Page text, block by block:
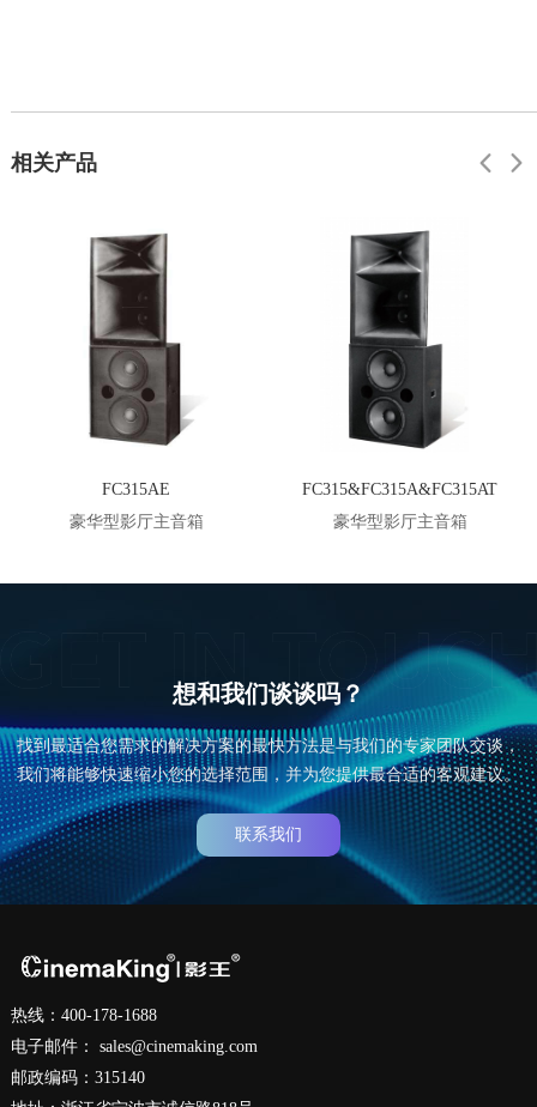
相关产品
FC315AE
豪华型影厅主音箱
FC315&FC315A&FC315AT
豪华型影厅主音箱
想和我们谈谈吗？
找到最适合您需求的解决方案的最快方法是与我们的专家团队交谈，
我们将能够快速缩小您的选择范围，并为您提供最合适的客观建议。
联系我们
热线：400-178-1688
电子邮件： sales@cinemaking.com
邮政编码：315140